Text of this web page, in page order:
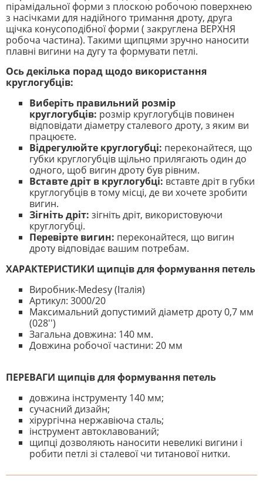
пірамідальної форми з плоскою робочою поверхнею
з насічками для надійного тримання дроту, друга
щічка конусоподібної форми ( закруглена ВЕРХНЯ
робоча частина). Такими щипцями зручно наносити
плавні вигини на дугу та формувати петлі.
Ось декілька порад щодо використання
круглогубців:
Виберіть правильний розмір
круглогубців: розмір круглогубців повинен
відповідати діаметру сталевого дроту, з яким ви
працюєте.
Відрегулюйте круглогубці: переконайтеся, що
губки круглогубців щільно прилягають один до
одного, щоб вигин дроту був рівним.
Вставте дріт в круглогубці: вставте дріт в губки
круглогубців в тому місці, де ви хочете зробити
вигин.
Зігніть дріт: зігніть дріт, використовуючи
круглогубці.
Перевірте вигин: переконайтеся, що вигин
дроту відповідає вашим потребам.
ХАРАКТЕРИСТИКИ щипців для формування петель
Виробник-Medesy (Італія)
Артикул: 3000/20
Максимальний допустимий діаметр дроту 0,7 мм
(028'')
Загальна довжина: 140 мм.
Довжина робочої частини: 20 мм
ПЕРЕВАГИ щипців для формування петель
довжина інструменту 140 мм;
сучасний дизайн;
хірургічна нержавіюча сталь;
інструмент автоклавований;
щипці дозволяють наносити невеликі вигини і
робити петлі зі сталевої чи титанової нитки.
На даний час немає відгуків. Ви